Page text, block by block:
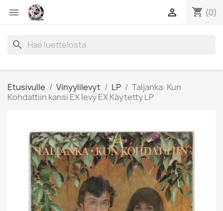
 shopping_cart (0)

search
Etusivulle Vinyylilevyt LP
Taljanka: Kun
Kohdattiin kansi EX levy EX Käytetty LP